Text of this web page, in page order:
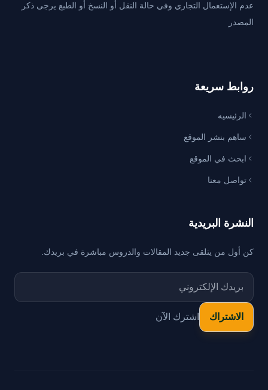
عدم الإستعمال التجاري وفي حالة النقل أو النسخ أو الطبع يرجى ذكر
المصدر
روابط سريعة
الرئيسيه
ساهم بنشر الموقع
ابحث في الموقع
تواصل معنا
النشرة البريدية
كن أول من يتلقى جديد المقالات والدروس مباشرة في بريدك.
اشترك الآن